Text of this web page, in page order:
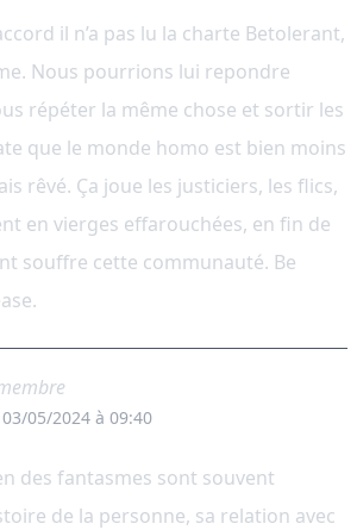
il n’a pas lu la charte Betolerant,
Nous pourrions lui repondre
répéter la même chose et sortir les
que le monde homo est bien moins
rêvé. Ça joue les justiciers, les flics,
en vierges effarouchées, en fin de
souffre cette communauté. Be
03/05/2024 à 09:40
des fantasmes sont souvent
de la personne, sa relation avec